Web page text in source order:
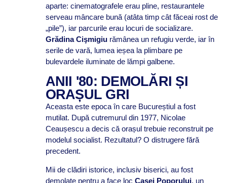
aparte: cinematografele erau pline, restaurantele
serveau mâncare bună (atâta timp cât făceai rost de
„pile”), iar parcurile erau locuri de socializare.
Grădina Cişmigiurămânea un refugiu verde, iar în
serile de vară, lumea ieșea la plimbare pe
bulevardele iluminate de lămpi galbene.
ANII '80: DEMOLĂRI ȘI
ORAȘUL GRI
Aceasta este epoca în care Bucureștiul a fost
mutilat. După cutremurul din 1977, Nicolae
Ceaușescu a decis că orașul trebuie reconstruit pe
modelul socialist. Rezultatul? O distrugere fără
precedent.
Mii de clădiri istorice, inclusiv biserici, au fost
demolate pentru a face loc Casei Poporului, un